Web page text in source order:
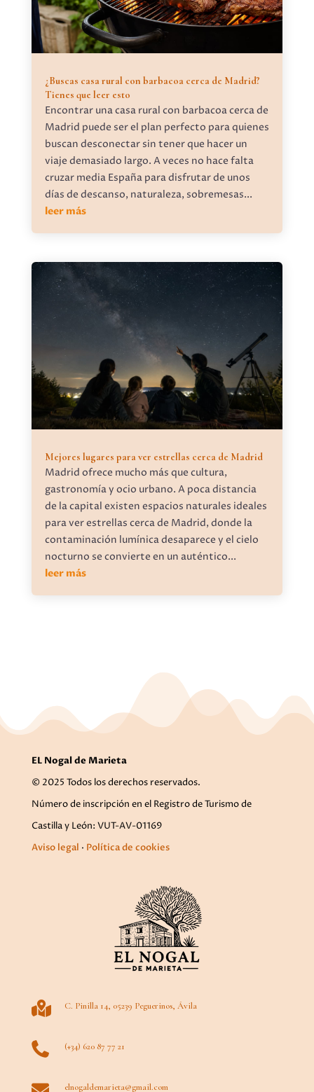
¿Buscas casa rural con barbacoa cerca de Madrid?
Tienes que leer esto
Encontrar una casa rural con barbacoa cerca de
Madrid puede ser el plan perfecto para quienes
buscan desconectar sin tener que hacer un
viaje demasiado largo. A veces no hace falta
cruzar media España para disfrutar de unos
días de descanso, naturaleza, sobremesas...
leer más
Mejores lugares para ver estrellas cerca de Madrid
Madrid ofrece mucho más que cultura,
gastronomía y ocio urbano. A poca distancia
de la capital existen espacios naturales ideales
para ver estrellas cerca de Madrid, donde la
contaminación lumínica desaparece y el cielo
nocturno se convierte en un auténtico...
leer más
EL Nogal de Marieta
© 2025 Todos los derechos reservados.
Número de inscripción en el Registro de Turismo de
Castilla y León: VUT-AV-01169
Aviso legal · Política de cookies
 C. Pinilla 14, 05239 Peguerinos, Ávila
 (+34) 620 87 77 21
elnogaldemarieta@gmail.com